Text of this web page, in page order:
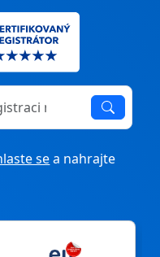
převodu
sea nahrajte